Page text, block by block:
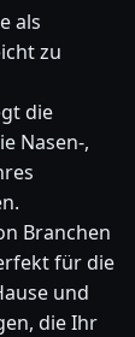
als
zu
die
Nasen-,
Branchen
für die
und
die Ihr